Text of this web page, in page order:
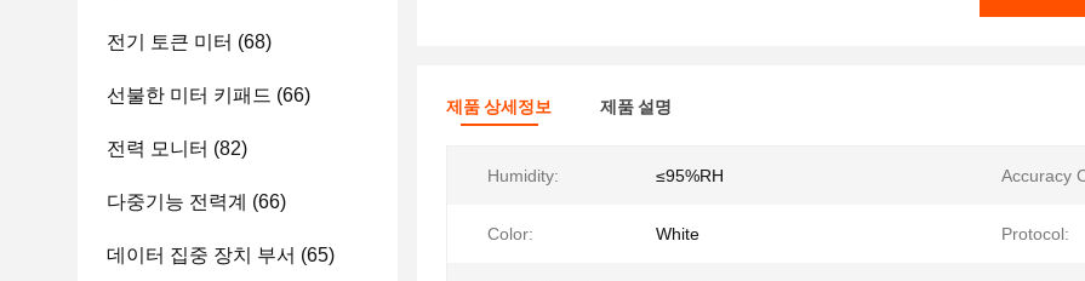
전기 토큰 미터 (68)
선불한 미터 키패드 (66)
전력 모니터 (82)
다중기능 전력계 (66)
데이터 집중 장치 부서 (65)
제품 상세정보 제품 설명
Humidity: ≤95%RH Accuracy
Color: White Protocol: